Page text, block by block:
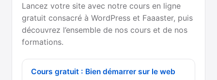
Lancez votre site avec notre cours en ligne
gratuit consacré à WordPress et Faaaster, puis
découvrez l’ensemble de nos cours et de nos
formations.
Cours gratuit : Bien démarrer sur le web